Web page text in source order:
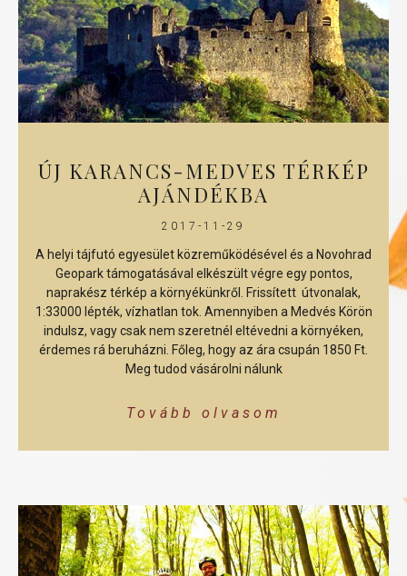
ÚJ KARANCS-MEDVES TÉRKÉP
AJÁNDÉKBA
2017-11-29
A helyi tájfutó egyesület közreműködésével és a Novohrad
Geopark támogatásával elkészült végre egy pontos,
naprakész térkép a környékünkről. Frissített útvonalak,
1:33000 lépték, vízhatlan tok. Amennyiben a Medvés Körön
indulsz, vagy csak nem szeretnél eltévedni a környéken,
érdemes rá beruházni. Főleg, hogy az ára csupán 1850 Ft.
Meg tudod vásárolni nálunk
Tovább olvasom